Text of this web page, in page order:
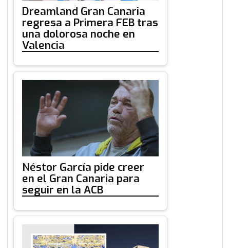
Dreamland Gran Canaria
regresa a Primera FEB tras
una dolorosa noche en
Valencia
Néstor García pide creer
en el Gran Canaria para
seguir en la ACB